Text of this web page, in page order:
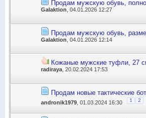
Продам мужскую обувь,
Galaktion , 04.01.2026 12:27
Продам мужскую обувь,
Galaktion , 04.01.2026 12:14
Кожаные мужские туфли, 27
radiraya , 20.02.2024 17:53
Продам новые тактические
andronik1979 , 01.03.2024 16:30 1 2